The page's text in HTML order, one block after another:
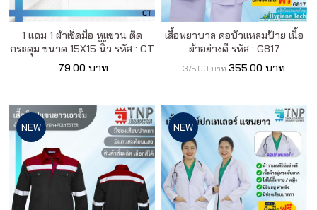
1 แถม 1 ผ้าเช็ดมือ หูแขวน ติด
กระดุม ขนาด 15X15 นิ้ว รหัส : CT
79.00 บาท
เสื้อพยาบาล คอบัวแหลมป้าย เนื้อ
ผ้าอย่างดี รหัส : G817
375.00 บาท 355.00 บาท
NEW NEW